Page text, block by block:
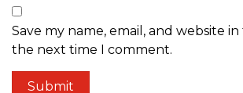
Save my name, email, and website
the next time I comment.